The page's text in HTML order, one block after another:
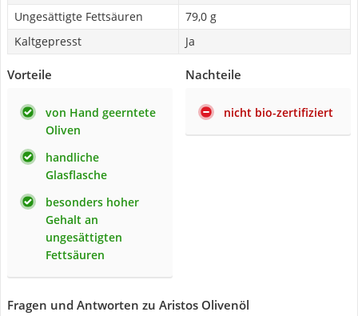
Ungesättigte Fettsäuren
79,0 g
Kaltgepresst
Ja
Vorteile
von Hand geerntete
Oliven
handliche
Glasflasche
besonders hoher
Gehalt an
ungesättigten
Fettsäuren
Nachteile
nicht bio-zertifiziert
Fragen und Antworten zu Aristos Olivenöl